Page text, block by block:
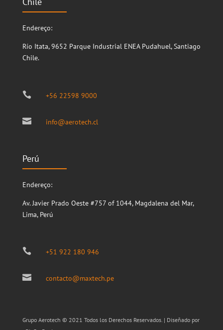
Endereço:
Río Itata, 9652 Parque Industrial ENEA Pudahuel, Santiago
Chile.
 +56 22598 9000
 info@aerotech.cl
Perú
Endereço:
Av. Javier Prado Oeste #757 of 1044, Magdalena del Mar,
Lima, Perú
 +51 922 180 946
 contacto@maxtech.pe
Grupo Aerotech © 2021 Todos los Derechos Reservados. | Diseñado por